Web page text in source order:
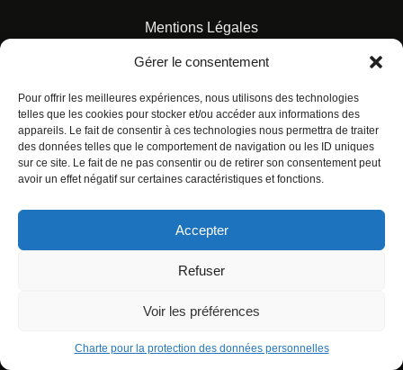
Gérer le consentement
Pour offrir les meilleures expériences, nous utilisons des technologies
telles que les cookies pour stocker et/ou accéder aux informations des
appareils. Le fait de consentir à ces technologies nous permettra de traiter
des données telles que le comportement de navigation ou les ID uniques
sur ce site. Le fait de ne pas consentir ou de retirer son consentement peut
avoir un effet négatif sur certaines caractéristiques et fonctions.
Accepter
Refuser
Voir les préférences
Charte pour la protection des données personnelles
Mentions Légales
Charte pour la protection des données personnelles
© ALL RIGHTS RESERVED. URBAN COMICS POUR LES